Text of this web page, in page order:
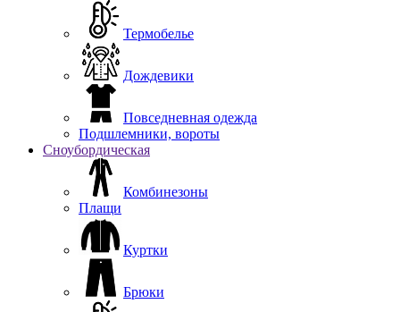
Термобелье
Дождевики
Повседневная одежда
Подшлемники, вороты
Сноубордическая
Комбинезоны
Плащи
Куртки
Брюки